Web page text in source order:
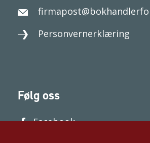
Personvernerklæring
Følg oss
Facebook